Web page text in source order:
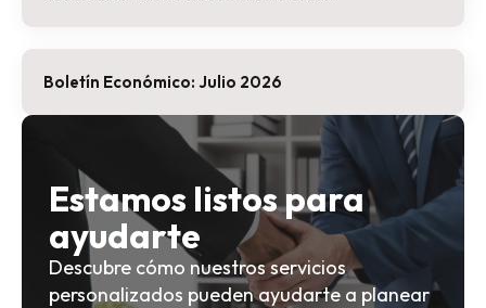
Boletín Económico: Julio 2026
Estamos listos para
ayudarte
Descubre cómo nuestros servicios
personalizados pueden ayudarte a planear